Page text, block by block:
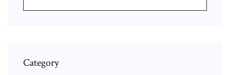
Category